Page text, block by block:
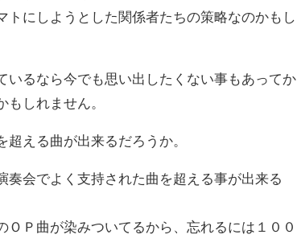
トにしようとした関係者たちの策略なのかもし
いるなら今でも思い出したくない事もあってか
しれません。
える曲が出来るだろうか。
会でよく支持された曲を超える事が出来る
Ｐ曲が染みついてるから、忘れるには１００